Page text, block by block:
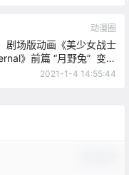
动漫圈
剧场版动画《美少女战士
》前篇 “月野兔” 变身
画面公开
2021-1-4 14:55:44